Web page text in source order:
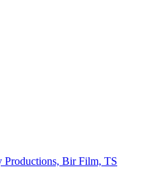
Bir Film, TS